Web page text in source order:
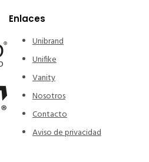
Enlaces
Unibrand
Unifike
Vanity
Nosotros
Contacto
Aviso de privacidad